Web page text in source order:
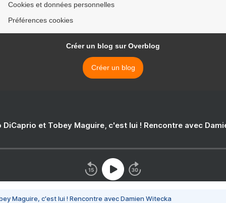
Cookies et données personnelles
Préférences cookies
Créer un blog sur Overblog
Créer un blog
DiCaprio et Tobey Maguire, c'est lui ! Rencontre avec
Maguire, c'est lui ! Rencontre avec Damien Witecka